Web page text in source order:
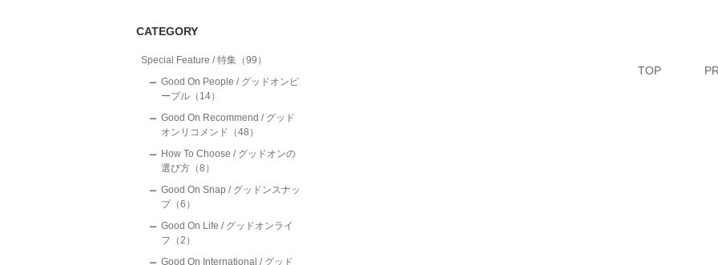
CATEGORY
Special Feature / 特集（99）
Good On People / グッドオンピ
ープル（14）
Good On Recommend / グッド
オンリコメンド（48）
How To Choose / グッドオンの
選び方（8）
Good On Snap / グッドンスナッ
プ（6）
Good On Life / グッドオンライ
フ（2）
Good On International / グッド
TOP